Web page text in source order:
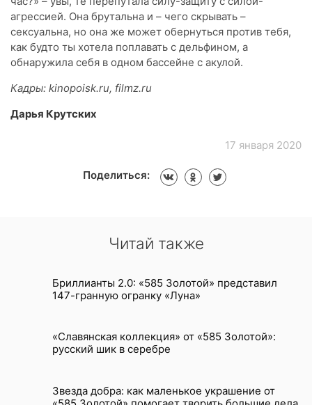
агрессией. Она брутальна и – чего скрывать –
сексуальна, но она же может обернуться против тебя,
как будто ты хотела поплавать с дельфином, а
обнаружила себя в одном бассейне с акулой.
Кадры: kinopoisk.ru, filmz.ru
Дарья Крутских
17 января 2020
Поделиться:
Читай также
Бриллианты 2.0: «585 Золотой» представил
147-гранную огранку «Луна»
«Славянская коллекция» от «585 Золотой»:
русский шик в серебре
Звезда добра: как маленькое украшение от